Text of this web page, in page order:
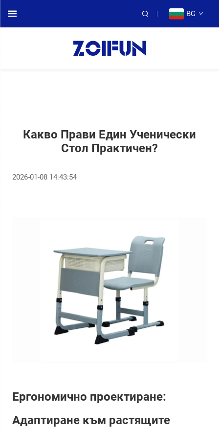
BG
Какво Прави Един Ученически
Стол Практичeн?
2026-01-08 14:43:54
Ергономично проектиране:
Адаптиране към растящите